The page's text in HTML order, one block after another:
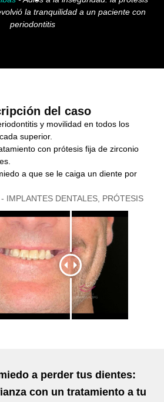
la tranquilidad a un paciente con
periodontitis
del caso
y movilidad en todos los
superior.
con prótesis fija de zirconio
a que se le caiga un diente por
IMPLANTES DENTALES, PRÓTESIS
a perder tus dientes:
con un tratamiento a tu